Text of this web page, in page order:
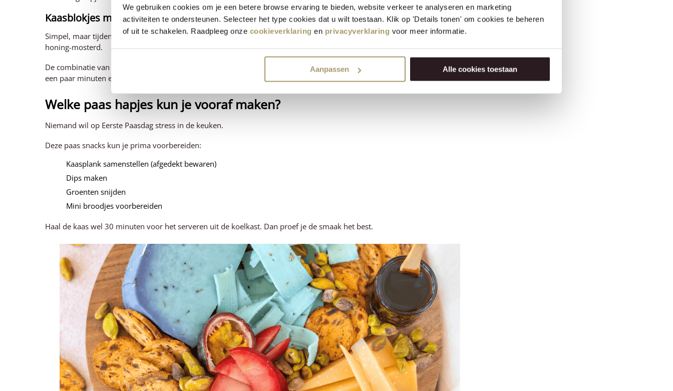
We gebruiken cookies om je een betere browse ervaring te bieden, website verkeer te analyseren en marketing
activiteiten te ondersteunen. Selecteer het type cookies dat u wilt toestaan. Klik op 'Details tonen' om cookies te beheren
of uit te schakelen. Raadpleeg onze cookieverklaring en privacyverklaring voor meer informatie.
Aanpassen Alle cookies toestaan
Kaasblokjes met honing of mosterd
Simpel, maar tijdens Pasen extra lekker. Snijd blokjes jonge of oude kaas en serveer ze met honing, vijgen-mosterd of
honing-mosterd.
De combinatie van zoet en hartig maakt dit hapje verrassend en feestelijk. Leg er wat druiven of walnoten bij en je hebt in
een paar minuten een sfeervolle toevoeging aan je paastafel.
Welke paas hapjes kun je vooraf maken?
Niemand wil op Eerste Paasdag stress in de keuken.
Deze paas snacks kun je prima voorbereiden:
Kaasplank samenstellen (afgedekt bewaren)
Dips maken
Groenten snijden
Mini broodjes voorbereiden
Haal de kaas wel 30 minuten voor het serveren uit de koelkast. Dan proef je de smaak het best.